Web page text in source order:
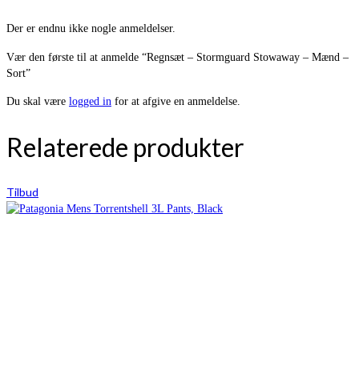
Der er endnu ikke nogle anmeldelser.
Vær den første til at anmelde “Regnsæt – Stormguard Stowaway – Mænd –
Sort”
Du skal være logged in for at afgive en anmeldelse.
Relaterede produkter
Tilbud